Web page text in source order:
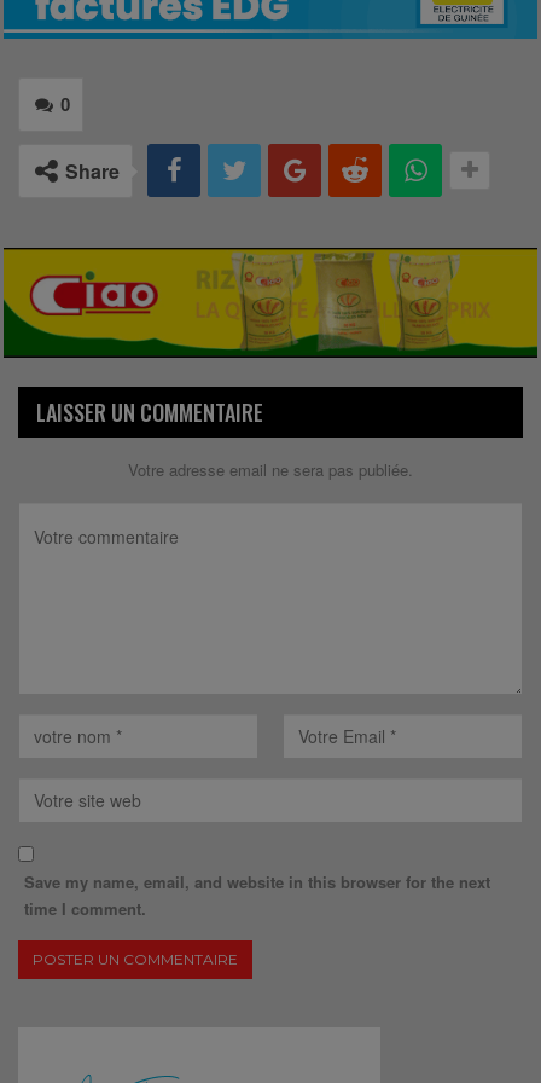
0
Share
LAISSER UN COMMENTAIRE
Votre adresse email ne sera pas publiée.
Save my name, email, and website in this browser for the next
time I comment.